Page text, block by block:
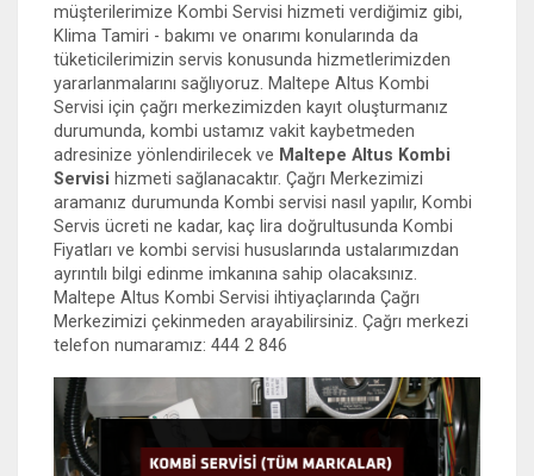
müşterilerimize Kombi Servisi hizmeti verdiğimiz gibi,
Klima Tamiri - bakımı ve onarımı konularında da
tüketicilerimizin servis konusunda hizmetlerimizden
yararlanmalarını sağlıyoruz. Maltepe Altus Kombi
Servisi için çağrı merkezimizden kayıt oluşturmanız
durumunda, kombi ustamız vakit kaybetmeden
adresinize yönlendirilecek ve Maltepe Altus Kombi
Servisi hizmeti sağlanacaktır. Çağrı Merkezimizi
aramanız durumunda Kombi servisi nasıl yapılır, Kombi
Servis ücreti ne kadar, kaç lira doğrultusunda Kombi
Fiyatları ve kombi servisi hususlarında ustalarımızdan
ayrıntılı bilgi edinme imkanına sahip olacaksınız.
Maltepe Altus Kombi Servisi ihtiyaçlarında Çağrı
Merkezimizi çekinmeden arayabilirsiniz. Çağrı merkezi
telefon numaramız: 444 2 846